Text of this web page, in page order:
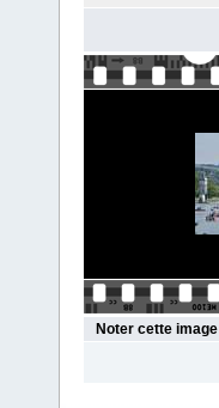
Noter cette image